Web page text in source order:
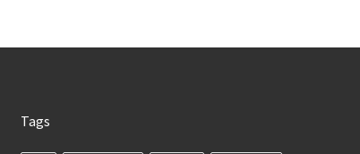
Tags